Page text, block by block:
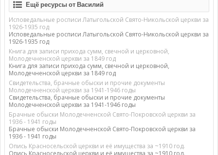
Ещё ресурсы от Василий
Исповедальные росписи Латыгольской Свято-Никольской церкви за
1926-1935 год
Исповедальные росписи Латыгольской Свято-Никольской церкви за
1926-1935 год
Книга для записи прихода сумм, свечной и церковной,
Молодечненской церкви за 1849 год
Книга для записи прихода сумм, свечной и церковной,
Молодечненской церкви за 1849 год
Свидетельства, брачные обыски и прочие документы
Молодечненской церкви за 1941-1946 годы
Свидетельства, брачные обыски и прочие документы
Молодечненской церкви за 1941-1946 годы
Брачные обыски Молодечненской Свято-Покровской церкви за
1936 - 1941 годы
Брачные обыски Молодечненской Свято-Покровской церкви за
1936 - 1941 годы
Опись Красносельской церкви и её имущества за ~1910 год.
Опись Красносельской церкви и её имущества за ~1910 год.